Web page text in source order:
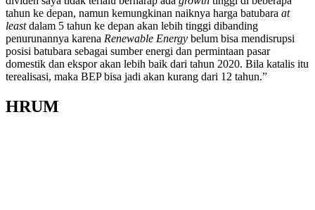
tahun ke depan, namun kemungkinan naiknya harga batubara at
leastdalam 5 tahun ke depan akan lebih tinggi dibanding
penurunannya karena Renewable Energy belum bisa mendisrupsi
posisi batubara sebagai sumber energi dan permintaan pasar
domestik dan ekspor akan lebih baik dari tahun 2020. Bila katalis itu
terealisasi, maka BEP bisa jadi akan kurang dari 12 tahun.”
HRUM